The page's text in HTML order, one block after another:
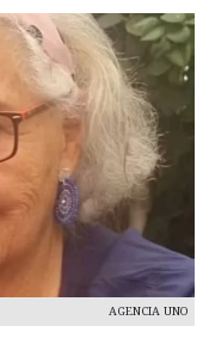
AGENCIA UNO